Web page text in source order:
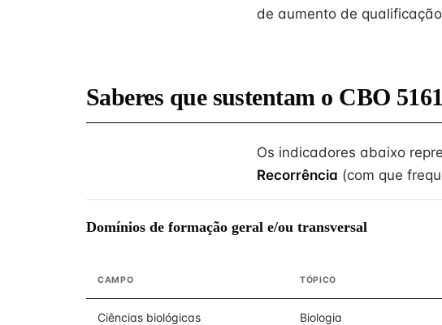
de aumento de
Saberes que sustentam o CBO
Os indicadores abaixo
Recorrência (com que
Domínios de formação geral e/ou transversal
CAMPO TÓPICO
Ciências biológicas Biologia